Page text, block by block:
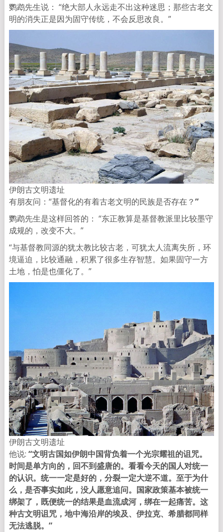
鹦鹉先生说： “绝大部人永远走不出这种迷思；那些古老文
明的消失正是因为固守传统，不会反思改良。”
伊朗古文明遗址
有朋友问：“基督化的有着古老文明的民族是否存在？”
鹦鹉先生是这样回答的： “东正教算是基督教派里比较墨守
成规的，改变不大。”
“与基督教同源的犹太教比较古老，可犹太人流离失所，环
境逼迫，比较通融，积累了很多生存智慧。如果固守一方
土地，怕是也僵化了。”
伊朗古文明遗址
他说: “文明古国如伊朗中国背负着一个光宗耀祖的诅咒。
时间是单方向的，回不到盛唐的。看看今天的国人对统一
的认识。统一一定是好的，分裂一定大逆不道。至于为什
么，是否事实如此，没人愿意追问。国家政策基本被统一
绑架了，既便统一的结果是血流成河，绑在一起痛苦。这
种古文明诅咒，地中海沿岸的埃及、伊拉克、希腊都同样
无法逃脱。”